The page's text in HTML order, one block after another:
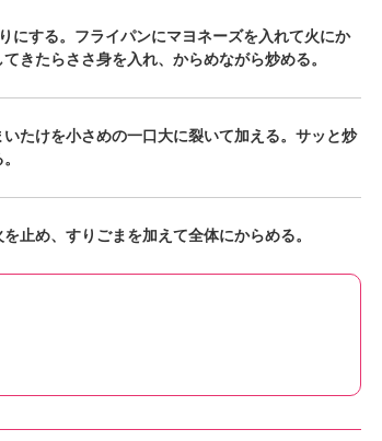
にする。フライパンにマヨネーズを入れて火にか
きたらささ身を入れ、からめながら炒める。
たけを小さめの一口大に裂いて加える。サッと炒
止め、すりごまを加えて全体にからめる。